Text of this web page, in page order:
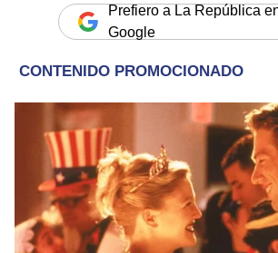
Prefiero a La República
Google